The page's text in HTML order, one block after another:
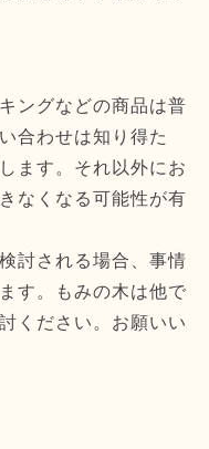
ングなどの商品は普
合わせは知り得た
ます。それ以外にお
なくなる可能性が有
討される場合、事情
す。もみの木は他で
ください。お願いい